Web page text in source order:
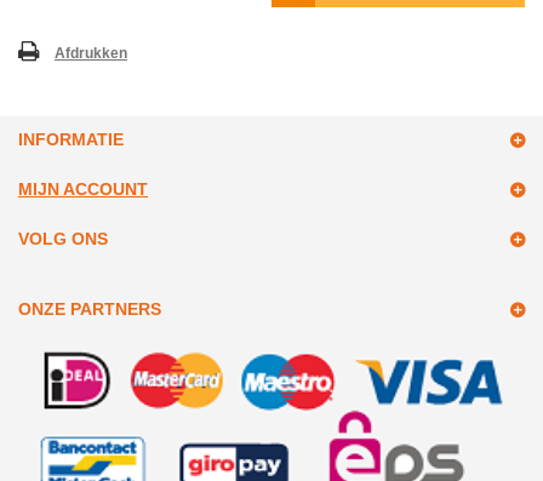
Afdrukken
INFORMATIE
MIJN ACCOUNT
VOLG ONS
ONZE PARTNERS